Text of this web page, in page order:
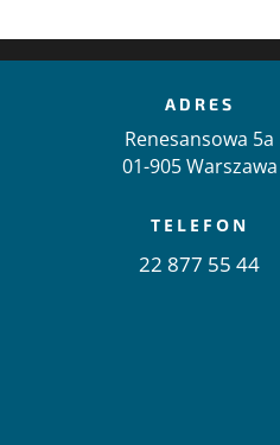
ADRES
Renesansowa 5a
01-905 Warszawa
TELEFON
22 877 55 44